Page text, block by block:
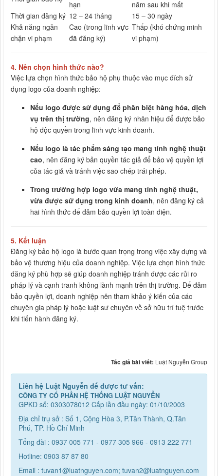
hạn
năm sau khi mất
Thời gian đăng ký 12 – 24 tháng
15 – 30 ngày
Khả năng ngăn
chặn vi phạm
Cao (trong lĩnh vực
đã đăng ký)
Thấp (khó chứng minh
vi phạm)
4. Nên chọn hình thức nào?
Việc lựa chọn hình thức bảo hộ phụ thuộc vào mục đích sử
dụng logo của doanh nghiệp:
Nếu logo được sử dụng để phân biệt hàng hóa, dịch
vụ trên thị trường, nên đăng ký nhãn hiệu để được bảo
hộ độc quyền trong lĩnh vực kinh doanh.
Nếu logo là tác phẩm sáng tạo mang tính nghệ thuật
cao, nên đăng ký bản quyền tác giả để bảo vệ quyền lợi
của tác giả và tránh việc sao chép trái phép.
Trong trường hợp logo vừa mang tính nghệ thuật,
vừa được sử dụng trong kinh doanh, nên đăng ký cả
hai hình thức để đảm bảo quyền lợi toàn diện.
5. Kết luận
Đăng ký bảo hộ logo là bước quan trọng trong việc xây dựng và
bảo vệ thương hiệu của doanh nghiệp. Việc lựa chọn hình thức
đăng ký phù hợp sẽ giúp doanh nghiệp tránh được các rủi ro
pháp lý và cạnh tranh không lành mạnh trên thị trường. Để đảm
bảo quyền lợi, doanh nghiệp nên tham khảo ý kiến của các
chuyên gia pháp lý hoặc luật sư chuyên về sở hữu trí tuệ trước
khi tiến hành đăng ký.
Tác giả bài viết: Luật Nguyễn Group
Liên hệ Luật Nguyễn để được tư vấn:
CÔNG TY CỔ PHẦN HỆ THỐNG LUẬT NGUYỄN
GPKD số: 0303078012 Cấp lần đầu ngày: 01/10/2003
Địa chỉ trụ sở : Số 1, Cộng Hòa 3, P.Tân Thành, Q.Tân
Phú, TP. Hồ Chí Minh
Tổng đài : 0937 005 771 - 0977 305 966 - 0913 222 771
Hotline: 0903 87 87 80
Email : tuvan1@luatnguyen.com; tuvan2@luatnguyen.com